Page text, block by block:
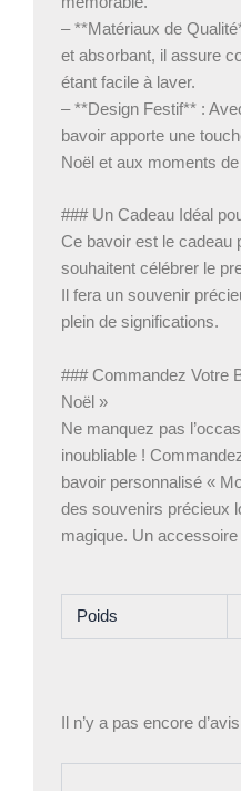
– **Matériaux de
et absorbant, il assure
étant facile à laver.
– **Design Festif** :
bavoir apporte une
Noël et aux moments
### Un Cadeau Idéal
Ce bavoir est le cadeau
souhaitent célébrer le
Il fera un souvenir
plein de significations.
### Commandez Votre
Noël »
Ne manquez pas
inoubliable !
bavoir personnalisé «
des souvenirs précieux
magique. Un
Poids
Il n’y a pas encore